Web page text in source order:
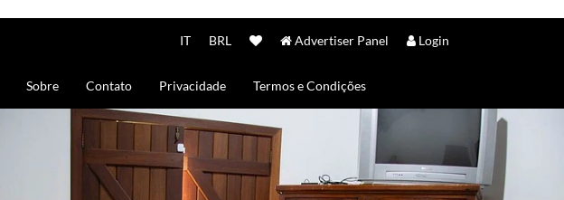
IT BRL Advertiser Panel Login
Sobre Contato Privacidade Termos e Condições